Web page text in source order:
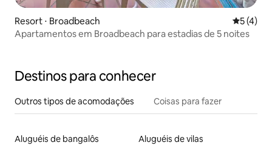
Resort ⋅ Broadbeach 5 de
5 (4)
Apartamentos em Broadbeach para estadias de 5 noites
Destinos para conhecer
Outros tipos de acomodações Coisas para fazer
Aluguéis de bangalôs
Aluguéis de vilas